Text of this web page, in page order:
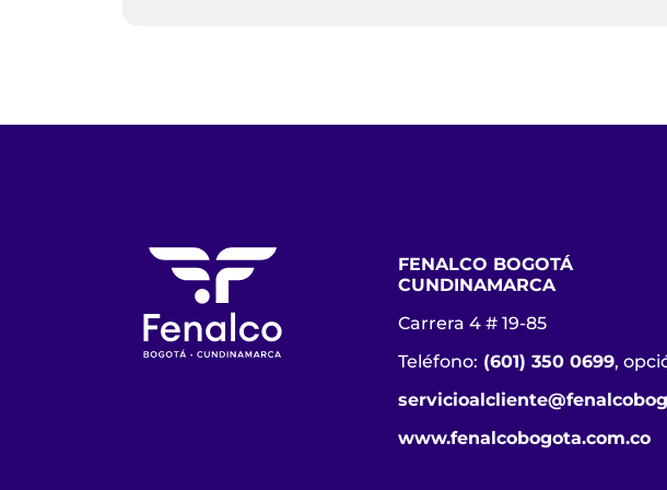
FENALCO BOGOTÁ
CUNDINAMARCA
Carrera 4 # 19-85
Teléfono: (601) 350 0699,
www.fenalcobogota.com.co